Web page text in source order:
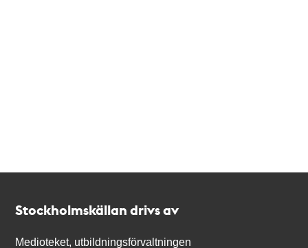
Stockholmskällan drivs av
Medioteket, utbildningsförvaltningen